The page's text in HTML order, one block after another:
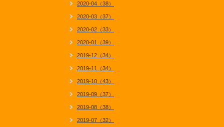
2020-04（38）
2020-03（37）
2020-02（33）
2020-01（39）
2019-12（34）
2019-11（34）
2019-10（43）
2019-09（37）
2019-08（38）
2019-07（32）